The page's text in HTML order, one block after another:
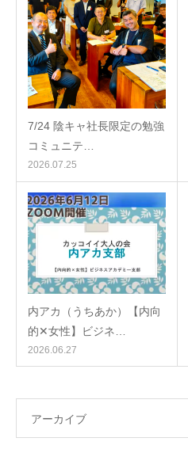
7/24 陰キャ社長限定の勉強
コミュニテ…
2026.07.25
内アカ（うちあか）【内向
的✕女性】ビジネ…
2026.06.27
アーカイブ